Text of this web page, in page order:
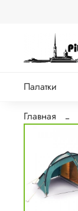
Палатки
Главная